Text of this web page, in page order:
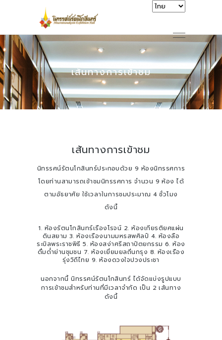
เส้นทางการเข้าชม
เส้นทางการเข้าชม
นิทรรศน์รัตนโกสินทร์ประกอบด้วย 9 ห้องนิทรรศการ
โดยท่านสามารถเข้าชมนิทรรศการ จำนวน 9 ห้อง ได้
ตามอัธยาศัย ใช้เวลาในการชมประมาณ 4 ชั่วโมง
ดังนี้
1. ห้องรัตนโกสินทร์เรืองโรจน์ 2. ห้องเกียรติยศแผ่น
ดินสยาม 3. ห้องเรืองนามมหรสพศิลป์ 4. ห้องลือ
ระบิลพระราชพิธี 5. ห้องสง่าศรีสถาปัตยกรรม 6. ห้อง
ดื่มด่ำย่านชุมชน 7. ห้องเยี่ยมยลถิ่นกรุง 8. ห้องเรือง
รุ่งวิถีไทย 9. ห้องดวงใจปวงประชา
นอกจากนี้ นิทรรศน์รัตนโกสินทร์ ได้จัดแบ่งรูปแบบ
การเข้าชมสำหรับท่านที่มีเวลาจำกัด เป็น 2 เส้นทาง
ดังนี้